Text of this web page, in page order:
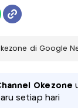
di Google
Okezone
setiap hari